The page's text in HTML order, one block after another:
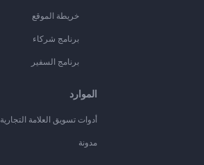
خريطة الموقع
برنامج شركاء
برنامج السفير
الموارد
أدوات تسويق العلامة التجارية
مدونة